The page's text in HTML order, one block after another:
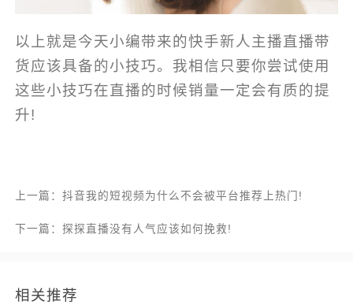
以上就是今天小编带来的快手新人主播直播带
货应该具备的小技巧。我相信只要你尝试使用
这些小技巧在直播的时候销量一定会有质的提
升!
上一篇：抖音我的短视频为什么不会被平台推荐上热门!
下一篇：探探直播没有人气应该如何挽救!
相关推荐